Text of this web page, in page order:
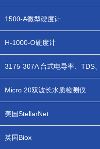
1500-A微型硬度计
H-1000-O硬度计
Micro 20双波长水质检测仪
美国StellarNet
英国Biox